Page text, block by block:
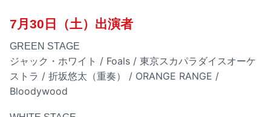
7月30日（土）出演者
GREEN STAGE
ジャック・ホワイト / Foals / 東京スカパラダイスオーケ
ストラ / 折坂悠太（重奏） / ORANGE RANGE /
Bloodywood